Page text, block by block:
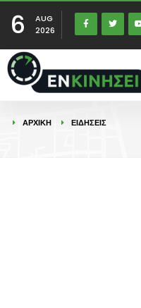
6
AUG
2026
ΑΡΧΙΚΉ ΕΙΔΉΣΕΙΣ